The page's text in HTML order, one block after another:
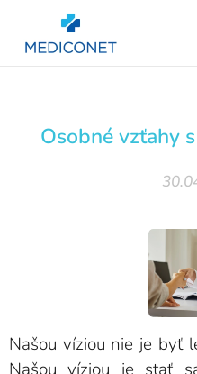
Osobné vzťahy
Našou víziou nie je byť